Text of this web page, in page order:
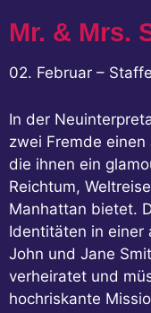
Mr. & Mrs.
02. Februar –
In der
zwei Fremde
die ihnen ein
Reichtum,
Manhattan bietet.
Identitäten in einer
John und Jane
verheiratet und
hochriskante